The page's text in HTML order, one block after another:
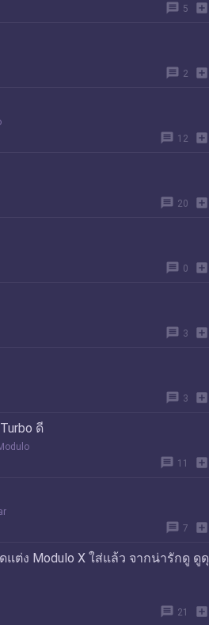
message 5 add_box
message 2 add_box
message 12 add_box
message 20 add_box
message 0 add_box
message 3 add_box
message 3 add_box
ดี
message 11 add_box
message 7 add_box
แต่ง Modulo X ใส่แล้ว จากน่ารักดู ดูดุ
message 21 add_box